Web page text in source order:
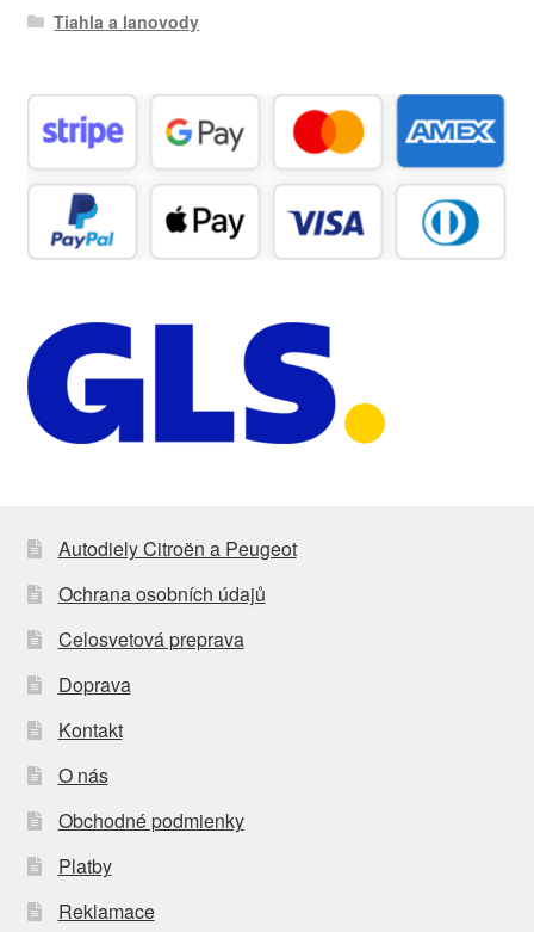
Tiahla a lanovody
Autodiely Citroën a Peugeot
Ochrana osobních údajů
Celosvetová preprava
Doprava
Kontakt
O nás
Obchodné podmienky
Platby
Reklamace